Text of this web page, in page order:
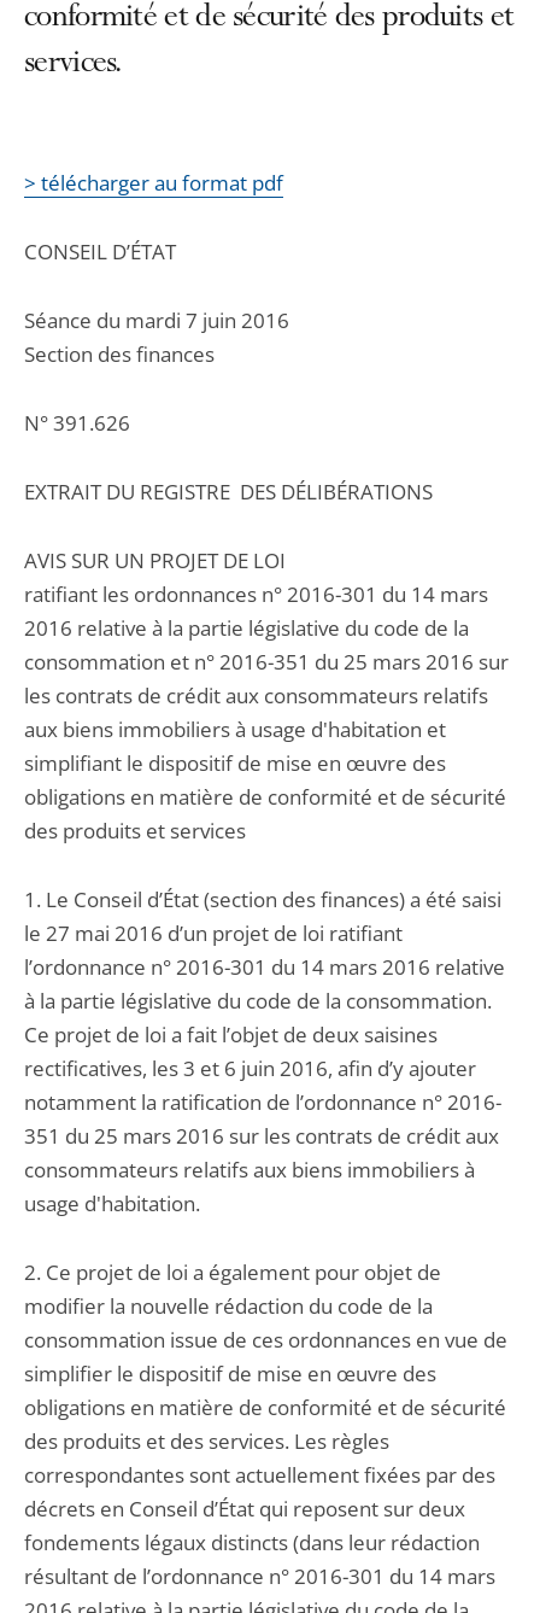
conformité et de sécurité des produits et
services.
> télécharger au format pdf
CONSEIL D’ÉTAT
Séance du mardi 7 juin 2016
Section des finances
N° 391.626
EXTRAIT DU REGISTRE DES DÉLIBÉRATIONS
AVIS SUR UN PROJET DE LOI
ratifiant les ordonnances n° 2016-301 du 14 mars
2016 relative à la partie législative du code de la
consommation et n° 2016-351 du 25 mars 2016 sur
les contrats de crédit aux consommateurs relatifs
aux biens immobiliers à usage d'habitation et
simplifiant le dispositif de mise en œuvre des
obligations en matière de conformité et de sécurité
des produits et services
1. Le Conseil d’État (section des finances) a été saisi
le 27 mai 2016 d’un projet de loi ratifiant
l’ordonnance n° 2016-301 du 14 mars 2016 relative
à la partie législative du code de la consommation.
Ce projet de loi a fait l’objet de deux saisines
rectificatives, les 3 et 6 juin 2016, afin d’y ajouter
notamment la ratification de l’ordonnance n° 2016-
351 du 25 mars 2016 sur les contrats de crédit aux
consommateurs relatifs aux biens immobiliers à
usage d'habitation.
2. Ce projet de loi a également pour objet de
modifier la nouvelle rédaction du code de la
consommation issue de ces ordonnances en vue de
simplifier le dispositif de mise en œuvre des
obligations en matière de conformité et de sécurité
des produits et des services. Les règles
correspondantes sont actuellement fixées par des
décrets en Conseil d’État qui reposent sur deux
fondements légaux distincts (dans leur rédaction
résultant de l’ordonnance n° 2016-301 du 14 mars